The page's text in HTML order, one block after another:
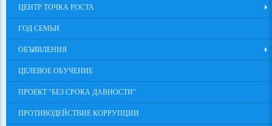
ЦЕНТР ТОЧКА РОСТА
ГОД СЕМЬИ
ОБЪЯВЛЕНИЯ
ЦЕЛЕВОЕ ОБУЧЕНИЕ
ПРОЕКТ "БЕЗ СРОКА ДАВНОСТИ"
ПРОТИВОДЕЙСТВИЕ КОРРУПЦИИ